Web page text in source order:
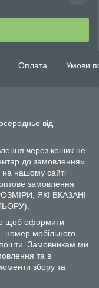
Оплата Умови
від
через кошик не
до замовлення»
нашому сайті
замовлення
ЯКІ ВКАЗАНІ
оформити
номер мобільного
Замовникам ми
та в
збору та